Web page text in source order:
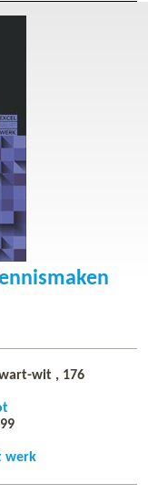
wit , 176
werk